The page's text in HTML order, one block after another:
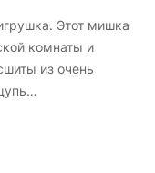
Этот мишка
комнаты и
из очень
меха с мягким